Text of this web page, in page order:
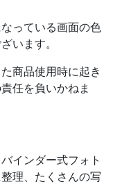
っている画面の色
います。
商品使用時に起き
任を負いかねま
インダー式フォト
理、たくさんの写